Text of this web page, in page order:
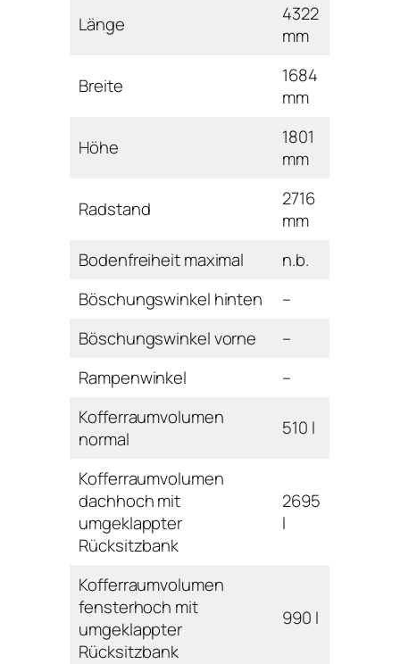
Länge
4322
mm
Breite
1684
mm
Höhe
1801
mm
Radstand
2716
mm
Bodenfreiheit maximal
n.b.
Böschungswinkel hinten
–
Böschungswinkel vorne
–
Rampenwinkel
–
Kofferraumvolumen
normal
510 l
Kofferraumvolumen
dachhoch mit
umgeklappter
Rücksitzbank
2695
l
Kofferraumvolumen
fensterhoch mit
umgeklappter
Rücksitzbank
990 l